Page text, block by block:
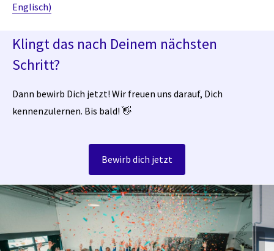
Englisch)
Klingt das nach Deinem nächsten
Schritt?
Dann bewirb Dich jetzt! Wir freuen uns darauf, Dich
kennenzulernen. Bis bald! 👋
Bewirb dich jetzt